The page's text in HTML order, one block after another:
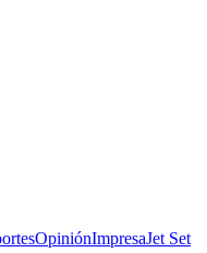
OpiniónImpresaJet Set